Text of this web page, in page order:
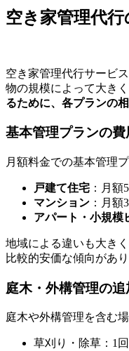
空き家管理代
空き家管理代行サービ
物の規模によって大きく
るために、各プランの
基本管理プランの費
月額料金での基本管理
戸建て住宅 ：月額
マンション ：月額
アパート・小規模
地域による違いも大き
比較的安価な傾向があり
庭木・外構管理の追
庭木や外構管理を含む
草刈り・除草：1